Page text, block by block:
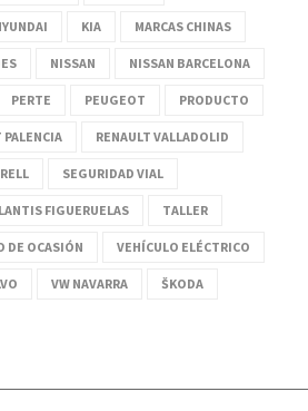
KIA MARCAS CHINAS
NISSAN NISSAN BARCELONA
PERTE PEUGEOT PRODUCTO
PALENCIA RENAULT VALLADOLID
SEGURIDAD VIAL
FIGUERUELAS TALLER
DE OCASIÓN VEHÍCULO ELÉCTRICO
VW NAVARRA ŠKODA